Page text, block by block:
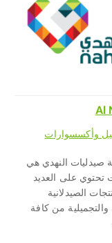
Al
وأكسسوارات
صيدليات النهدي هي
تحتوي على العديد
الصيدلانية
والتجميلية من كافة